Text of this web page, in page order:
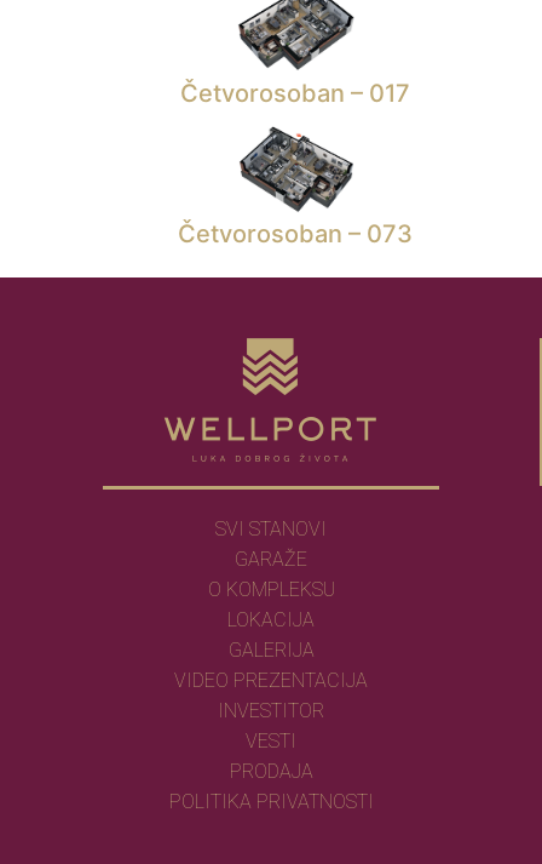
Četvorosoban – 017
Četvorosoban – 073
SVI STANOVI
GARAŽE
O KOMPLEKSU
LOKACIJA
GALERIJA
VIDEO PREZENTACIJA
INVESTITOR
VESTI
PRODAJA
POLITIKA PRIVATNOSTI